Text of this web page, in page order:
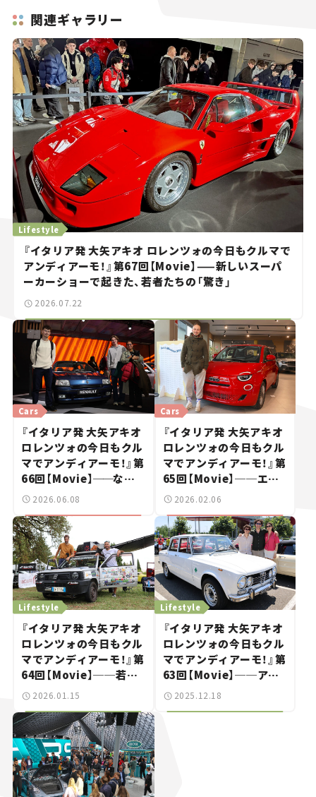
関連ギャラリー
Lifestyle
『イタリア発 大矢アキオ ロレンツォの今日もクルマで
アンディアーモ！』第67回【Movie】——新しいスーパ
ーカーショーで起きた、若者たちの「驚き」
2026.07.22
Cars
『イタリア発 大矢アキオ
ロレンツォの今日もクル
マでアンディアーモ！』第
66回【Movie】──なぜ
「不鮮明」がトレンドに？
に熱視線を注ぐ理由
2026.06.08
Cars
『イタリア発 大矢アキオ
ロレンツォの今日もクル
マでアンディアーモ！』第
65回【Movie】──エン
ジン版ついに本国で発
2026.02.06
Lifestyle
『イタリア発 大矢アキオ
ロレンツォの今日もクル
マでアンディアーモ！』第
64回【Movie】──若人
よ、魔改造パンダで砂漠
2026.01.15
Lifestyle
『イタリア発 大矢アキオ
ロレンツォの今日もクル
マでアンディアーモ！』第
63回【Movie】──アル
ファ・ロメオ115周年祭
2025.12.18